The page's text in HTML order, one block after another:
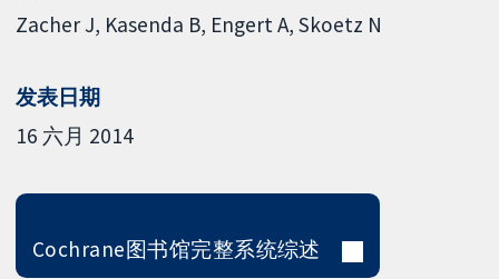
Zacher J Kasenda B Engert A Skoetz N
发表日期
16 六月 2014
Cochrane图书馆完整系统综述